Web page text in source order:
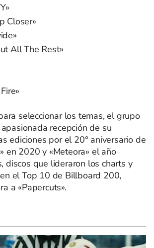
Closer»
All The Rest»
seleccionar los temas, el grupo
recepción de su
ediciones por el 20° aniversario de
en 2020 y «Meteora» el año
discos que lideraron los charts y
el Top 10 de Billboard 200,
a «Papercuts».